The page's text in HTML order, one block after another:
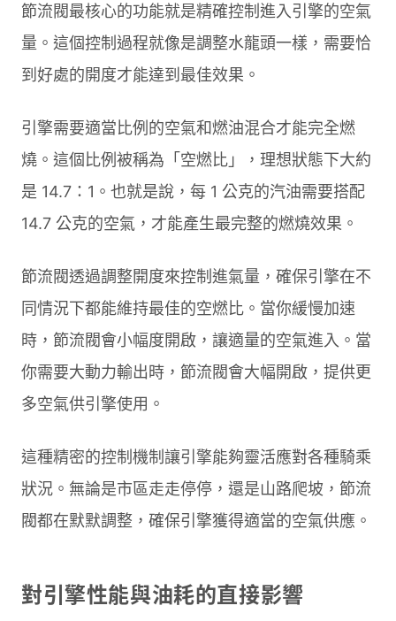
節流閥最核心的功能就是精確控制進入引擎的空氣
量。這個控制過程就像是調整水龍頭一樣，需要恰
到好處的開度才能達到最佳效果。
引擎需要適當比例的空氣和燃油混合才能完全燃
燒。這個比例被稱為「空燃比」，理想狀態下大約
是 14.7：1。也就是說，每 1 公克的汽油需要搭配
14.7 公克的空氣，才能產生最完整的燃燒效果。
節流閥透過調整開度來控制進氣量，確保引擎在不
同情況下都能維持最佳的空燃比。當你緩慢加速
時，節流閥會小幅度開啟，讓適量的空氣進入。當
你需要大動力輸出時，節流閥會大幅開啟，提供更
多空氣供引擎使用。
這種精密的控制機制讓引擎能夠靈活應對各種騎乘
狀況。無論是市區走走停停，還是山路爬坡，節流
閥都在默默調整，確保引擎獲得適當的空氣供應。
對引擎性能與油耗的直接影響